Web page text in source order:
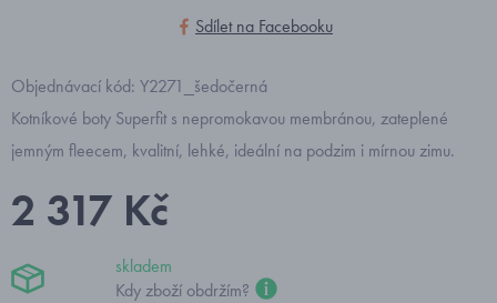
Sdílet na Facebooku
Objednávací kód: Y2271_šedočerná
Kotníkové boty Superfit s nepromokavou membránou, zateplené
jemným fleecem, kvalitní, lehké, ideální na podzim i mírnou zimu.
2 317 Kč
skladem
Kdy zboží obdržím?